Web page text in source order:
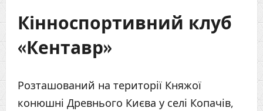
Кінноспортивний клуб
«Кентавр»
Розташований на території Княжої
конюшні Древнього Києва у селі Копачів,